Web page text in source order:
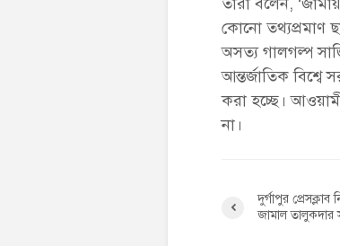
কোনো তথ্যপ্রমাণ
অসত্য গালগল্প
আন্তর্জাতিক বিশ্বে
করা হচ্ছে।
না।
দুর্গাপুর
জামাল তালুকদার